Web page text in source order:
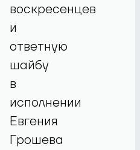
воскресенцев
и
ответную
шайбу
в
исполнении
Евгения
Грошева